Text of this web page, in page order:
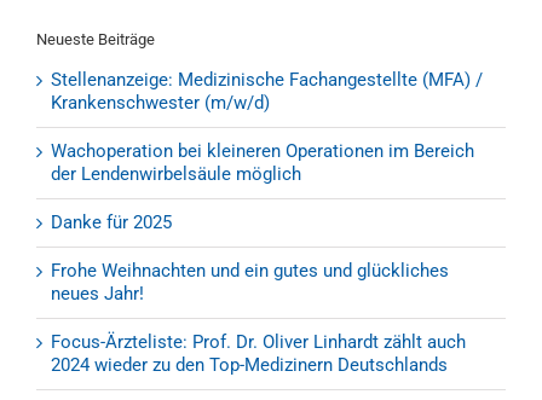
Neueste Beiträge
Stellenanzeige: Medizinische Fachangestellte (MFA) /
Krankenschwester (m/w/d)
Wachoperation bei kleineren Operationen im Bereich
der Lendenwirbelsäule möglich
Danke für 2025
Frohe Weihnachten und ein gutes und glückliches
neues Jahr!
Focus-Ärzteliste: Prof. Dr. Oliver Linhardt zählt auch
2024 wieder zu den Top-Medizinern Deutschlands